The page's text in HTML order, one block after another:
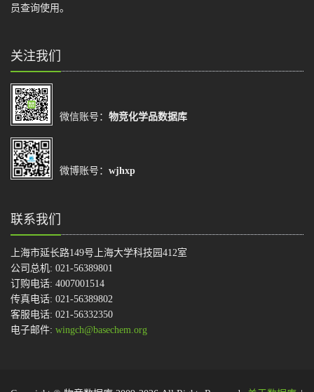
员查询使用。
关注我们
微信账号： 物竞化学品数据库
微博账号： wjhxp
联系我们
上海市延长路149号上海大学科技园412室
公司总机: 021-56389801
订购电话: 4007001514
传真电话: 021-56389802
客服电话: 021-56332350
电子邮件: wingch@basechem.org